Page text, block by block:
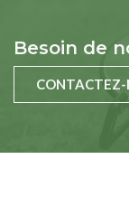
Besoin de
CONTACTEZ-